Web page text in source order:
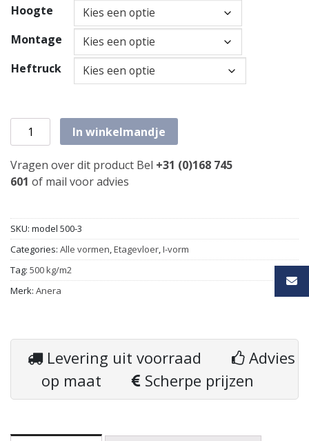
Hoogte
Montage
Heftruck
Etagevloer 15,30m x 4,20m draagvermogen: 500 kg/m2
In winkelmandje
Vragen over dit product Bel +31 (0)168 745
601 of mail voor advies
SKU: model 500-3
Categories: Alle vormen,Etagevloer,I-vorm
Tag: 500 kg/m2
Merk: Anera
Levering uit voorraad
Advies
op maat
Scherpe prijzen